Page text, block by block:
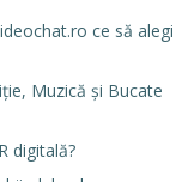
ce să alegi
Muzică și Bucate
digitală?